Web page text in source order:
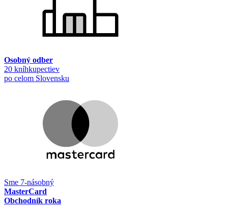
Osobný odber
20 kníhkupectiev
po celom Slovensku
Sme 7-násobný
MasterCard
Obchodník roka